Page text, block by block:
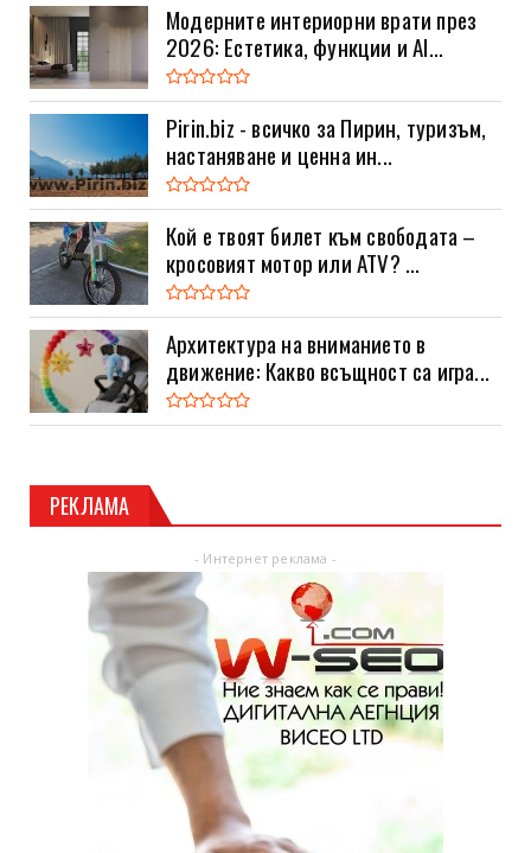
Модерните интериорни врати през
2026: Естетика, функции и AI...
Pirin.biz - всичко за Пирин, туризъм,
настаняване и ценна ин...
Кой е твоят билет към свободата –
кросовият мотор или ATV? ...
Архитектура на вниманието в
движение: Какво всъщност са игра...
РЕКЛАМА
- Интернет реклама -